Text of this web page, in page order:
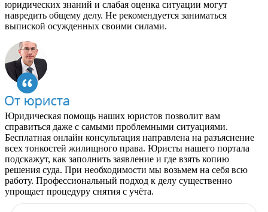
юридических знаний и слабая оценка ситуации могут
навредить общему делу. Не рекомендуется заниматься
выпиской осужденных своими силами.
Юридическая помощь наших юристов позволит вам
справиться даже с самыми проблемными ситуациями.
Бесплатная онлайн консультация направлена на разъяснение
всех тонкостей жилищного права. Юристы нашего портала
подскажут, как заполнить заявление и где взять копию
решения суда. При необходимости мы возьмем на себя всю
работу. Профессиональный подход к делу существенно
упрощает процедуру снятия с учёта.